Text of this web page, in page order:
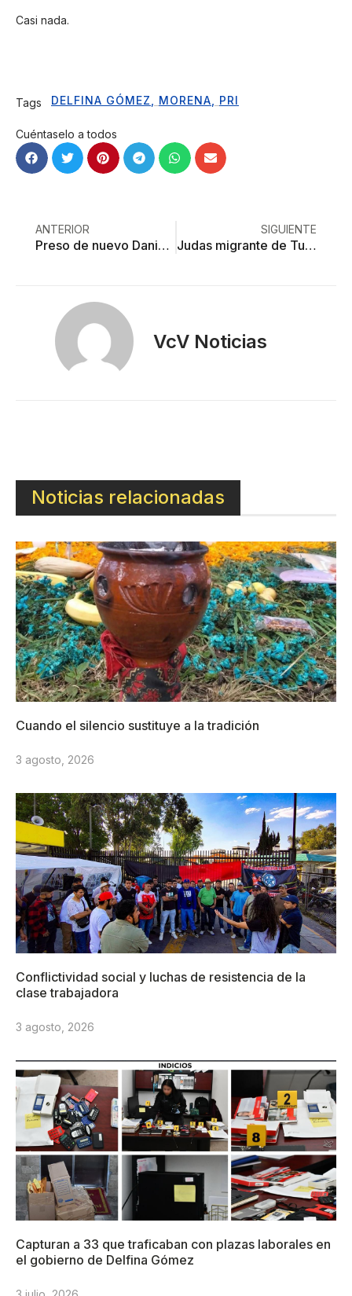
Casi nada.
Tags DELFINA GÓMEZ MORENA PRI
Cuéntaselo a todos
ANTERIOR
Preso de nuevo Daniel García por orden “inhumana” que lo regresa a cumplir 35 años de condena
SIGUIENTE
Judas migrante de Tultepec recuerda la tragedia de los 39 muertos en Cd. Juárez
VcV Noticias
Noticias relacionadas
Cuando el silencio sustituye a la tradición
3 agosto, 2026
Conflictividad social y luchas de resistencia de la
clase trabajadora
3 agosto, 2026
Capturan a 33 que traficaban con plazas laborales en
el gobierno de Delfina Gómez